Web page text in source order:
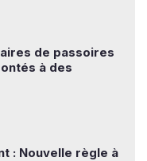
de passoires
à des
: Nouvelle règle à